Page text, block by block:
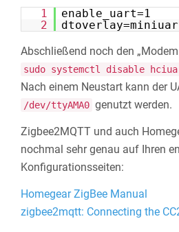
1
enable_uart=1
2
Abschließend noch den
sudo systemctl disable
Nach einem Neustart kann der
/dev/ttyAMA0 genutzt werden.
Zigbee2MQTT und auch
nochmal sehr genau auf Ihren
Konfigurationsseiten:
Homegear ZigBee Manual
zigbee2mqtt: Connecting the